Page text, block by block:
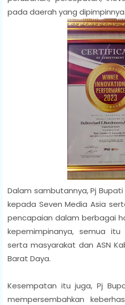
pada daerah yang dipimpinnya.
Dalam sambutannya, Pj
kepada Seven Media Asia
pencapaian dalam berbagai
kepemimpinanya, semua
serta masyarakat dan ASN
Barat Daya.
Kesempatan itu juga, Pj
mempersembahkan